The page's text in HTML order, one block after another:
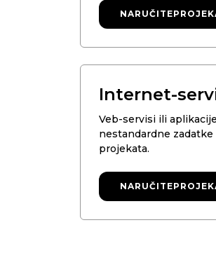
NARUČITE
NARUČITE
Internet-
Veb-servisi ili
nestandardne
projekata.
NARUČITE
NARUČITE